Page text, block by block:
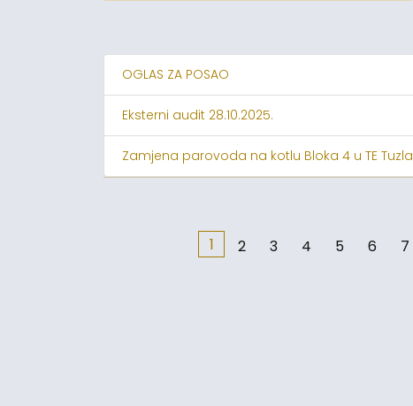
OGLAS ZA POSAO
Eksterni audit 28.10.2025.
Zamjena parovoda na kotlu Bloka 4 u TE Tuzla
1 2 3 4 5 6 7